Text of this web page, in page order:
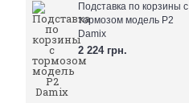
Подставка по корзины с
тормозом модель P2
Damix
2 224 грн.